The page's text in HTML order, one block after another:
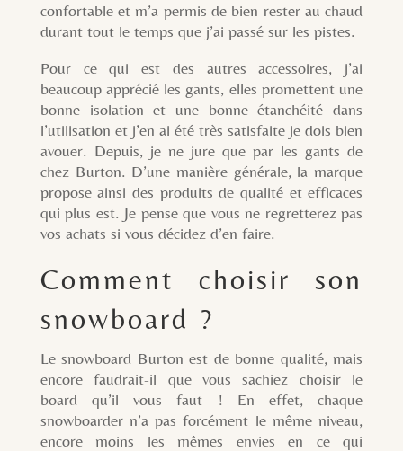
confortable et m’a permis de bien rester au chaud
durant tout le temps que j’ai passé sur les pistes.
Pour ce qui est des autres accessoires, j’ai
beaucoup apprécié les gants, elles promettent une
bonne isolation et une bonne étanchéité dans
l’utilisation et j’en ai été très satisfaite je dois bien
avouer. Depuis, je ne jure que par les gants de
chez Burton. D’une manière générale, la marque
propose ainsi des produits de qualité et efficaces
qui plus est. Je pense que vous ne regretterez pas
vos achats si vous décidez d’en faire.
Comment choisir son
snowboard ?
Le snowboard Burton est de bonne qualité, mais
encore faudrait-il que vous sachiez choisir le
board qu’il vous faut ! En effet, chaque
snowboarder n’a pas forcément le même niveau,
encore moins les mêmes envies en ce qui